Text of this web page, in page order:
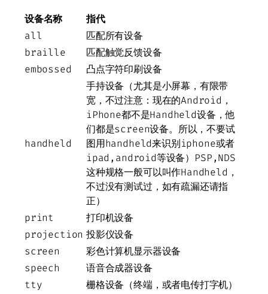
设备名称
指代
all
匹配所有设备
braille
匹配触觉反馈设备
embossed
凸点字符印刷设备
handheld
手持设备（尤其是小屏幕，有限带
宽，不过注意：现在的Android，
iPhone都不是Handheld设备，他
们都是screen设备。所以，不要试
图用handheld来识别iphone或者
ipad,android等设备）PSP,NDS
这种规格一般可以叫作Handheld，
不过没有测试过，如有疏漏还请指
正）
print
打印机设备
projection 投影仪设备
screen
彩色计算机显示器设备
speech
语音合成器设备
tty
栅格设备（终端，或者电传打字机）